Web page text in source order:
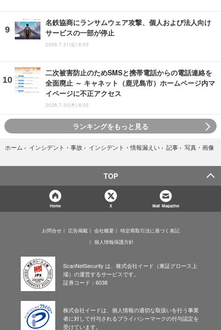
名鉄協商にランサムウェア攻撃、個人および法人向け
サービスの一部が停止
2026.7.31(金) 8:05
二次被害防止のためSMSと携帯電話からの電話連絡を
全面廃止 ～ キャネット（鹿児島市）ホームページ内マ
イページに不正アクセス
2026.7.30(木) 8:05
ランキングをもっと見る
ホーム › インシデント・事故 › インシデント・情報漏えい › 記事 › 写真・画像
TOP
Home X Mail Magazine
お問合せ 広告掲載 会社概要
特定商取引法に基づく表記
個人情報保護方針
ScanNetSecurity は、株式会社イード（東証グロース上
場）の運営するサービスです。
証券コード：6038
株式会社イードは、個人情報の適切な取扱いを行う事業
者に対して付与されるプライバシーマークの付与認定を
受けています。